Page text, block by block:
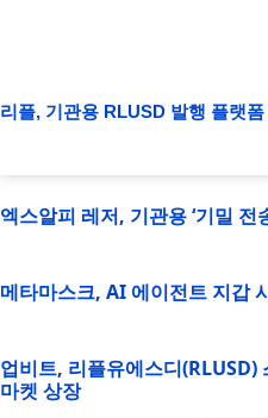
리플, 기관용 RLUSD 발행 플랫폼
엑스알피 레저, 기관용 ‘기밀 전
메타마스크, AI 에이전트 지갑
업비트, 리플유에스디(RLUSD)
마켓 상장